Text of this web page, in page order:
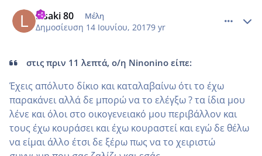
Lisaki 80 Μέλη
Δημοσίευση 14 Ιουνίου, 20179 yr
στις πριν 11 λεπτά, ο/η Ninonino είπε:
Έχεις απόλυτο δίκιο και καταλαβαίνω ότι το έχω
παρακάνει αλλά δε μπορώ να το ελέγξω ? τα ίδια μου
λένε και όλοι στο οικογενειακό μου περιβάλλον και
τους έχω κουράσει και έχω κουραστεί και εγώ δε θέλω
να είμαι άλλο έτσι δε ξέρω πως να το χειριστώ